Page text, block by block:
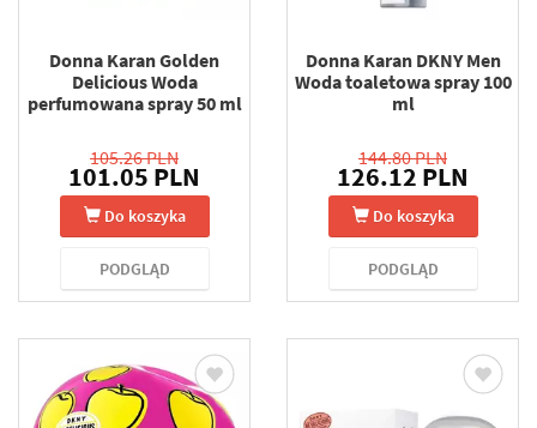
Donna Karan Golden
Delicious Woda
perfumowana spray 50 ml
105.26 PLN
101.05 PLN
Do koszyka
PODGLĄD
Donna Karan DKNY Men
Woda toaletowa spray 100
ml
144.80 PLN
126.12 PLN
Do koszyka
PODGLĄD